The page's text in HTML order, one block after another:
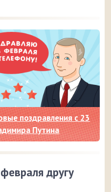
поздравления с 23
Путина
другу